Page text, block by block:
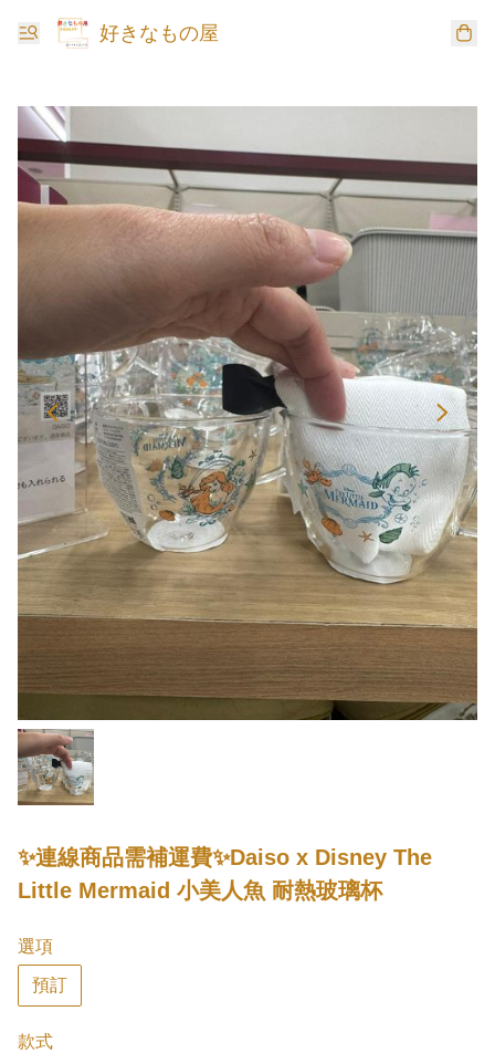
好きなもの屋
✨連線商品需補運費✨Daiso x Disney The
Little Mermaid 小美人魚 耐熱玻璃杯
選項
預訂
款式